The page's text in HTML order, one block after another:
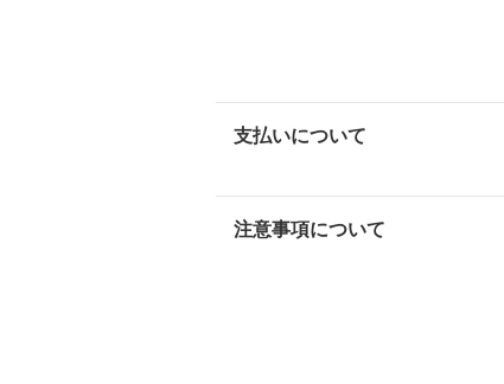
支払いについて
注意事項について